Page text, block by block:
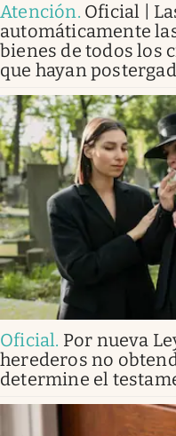
Atención. Oficial |
automáticamente
bienes de todos los
que hayan
Oficial. Por nueva
herederos no
determine el